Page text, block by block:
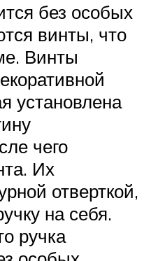
без особых
винты, что
Винты
установлена
чего
Их
отверткой,
на себя.
ручка